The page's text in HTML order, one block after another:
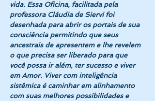
vida. Essa Oficina, facilitada pela
professora Cláudia de Siervi foi
desenhada para abrir os portais de sua
consciência permitindo que seus
ancestrais de apresentem e lhe revelem
o que precisa ser liberado para que
você possa ir além, ter sucesso e viver
em Amor. Viver com inteligência
sistêmica é caminhar em alinhamento
com suas melhores possibilidades e